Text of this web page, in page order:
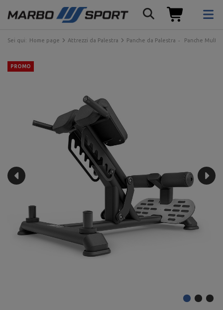
Sei qui: Home page Attrezzi da Palestra Panche da Palestra Panche
PROMO